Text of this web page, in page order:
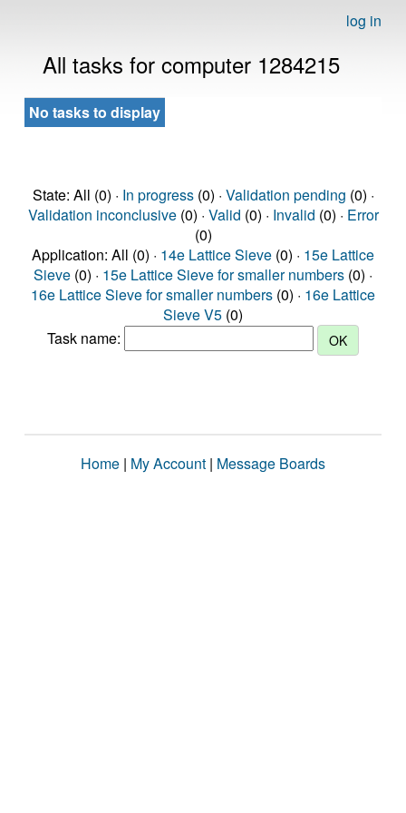
log in
All tasks for computer 1284215
No tasks to display
State: All (0) · In progress(0) · Validation pending (0) ·
Validation inconclusive(0) · Valid (0) · Invalid (0) · Error
(0)
Application: All (0) · 14e Lattice Sieve (0) · 15e Lattice
Sieve (0) · 15e Lattice Sieve for smaller numbers (0) ·
16e Lattice Sieve for smaller numbers (0) · 16e Lattice
Sieve V5 (0)
Task name:
Home | My Account | Message Boards